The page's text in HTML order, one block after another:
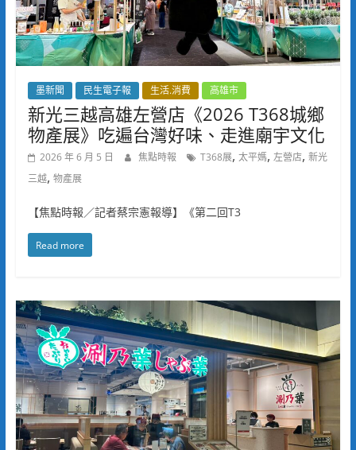
墨新聞 民生電子報 生活.消費 高雄市
新光三越高雄左營店《2026 T368城鄉
物產展》吃遍台灣好味、走進廟宇文化
2026 年 6 月 5 日 焦點時報 T368展, 太平媽, 左營店, 新光
三越, 物產展
【焦點時報／記者蔡宗憲報導】《第二回T3
Read more